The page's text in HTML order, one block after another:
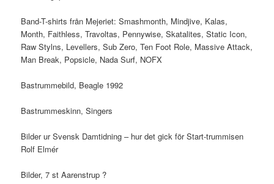
Band-T-shirts från Mejeriet: Smashmonth, Mindjive, Kalas,
Month, Faithless, Travoltas, Pennywise, Skatalites, Static Icon,
Raw Stylns, Levellers, Sub Zero, Ten Foot Role, Massive Attack,
Man Break, Popsicle, Nada Surf, NOFX
Bastrummebild, Beagle 1992
Bastrummeskinn, Singers
Bilder ur Svensk Damtidning – hur det gick för Start-trummisen
Rolf Elmér
Bilder, 7 st Aarenstrup ?